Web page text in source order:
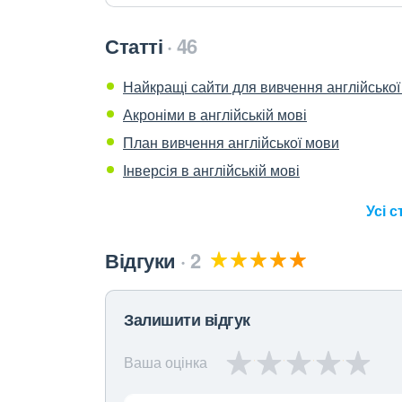
Статті 46
Найкращі сайти для вивчення
Акроніми в англійській мові
План вивчення англійської мови
Інверсія в англійській мові
Усі
Відгуки 2
Залишити відгук
Ваша оцінка